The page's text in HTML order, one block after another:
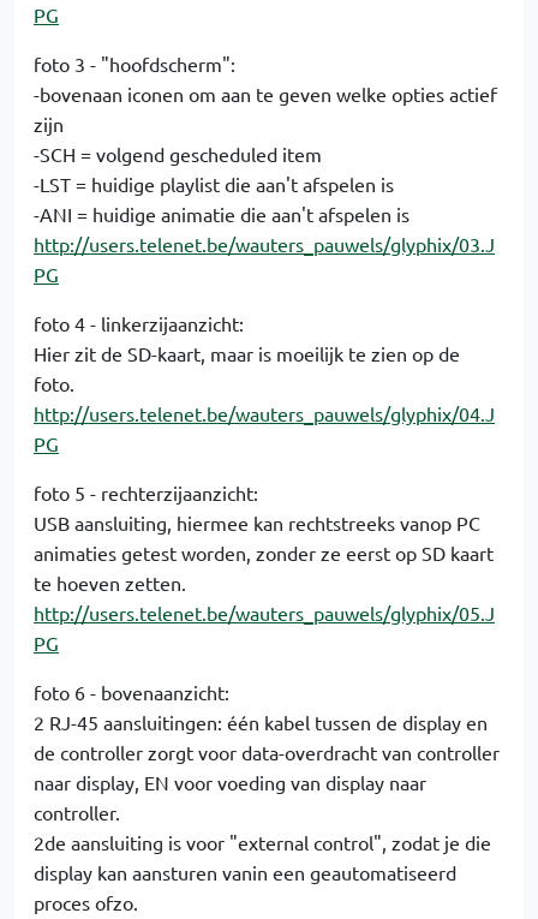
PG
foto 3 - "hoofdscherm":
-bovenaan iconen om aan te geven welke opties actief
zijn
-SCH = volgend gescheduled item
-LST = huidige playlist die aan't afspelen is
-ANI = huidige animatie die aan't afspelen is
http://users.telenet.be/wauters_pauwels/glyphix/03.J
PG
foto 4 - linkerzijaanzicht:
Hier zit de SD-kaart, maar is moeilijk te zien op de
foto.
http://users.telenet.be/wauters_pauwels/glyphix/04.J
PG
foto 5 - rechterzijaanzicht:
USB aansluiting, hiermee kan rechtstreeks vanop PC
animaties getest worden, zonder ze eerst op SD kaart
te hoeven zetten.
http://users.telenet.be/wauters_pauwels/glyphix/05.J
PG
foto 6 - bovenaanzicht:
2 RJ-45 aansluitingen: één kabel tussen de display en
de controller zorgt voor data-overdracht van controller
naar display, EN voor voeding van display naar
controller.
2de aansluiting is voor "external control", zodat je die
display kan aansturen vanin een geautomatiseerd
proces ofzo.